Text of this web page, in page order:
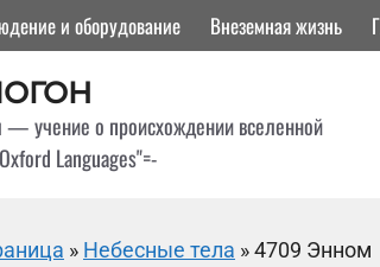
и оборудование Внеземная жизнь
— учение о происхождении вселенной
Languages"=-
» Небесные тела »4709 Энном